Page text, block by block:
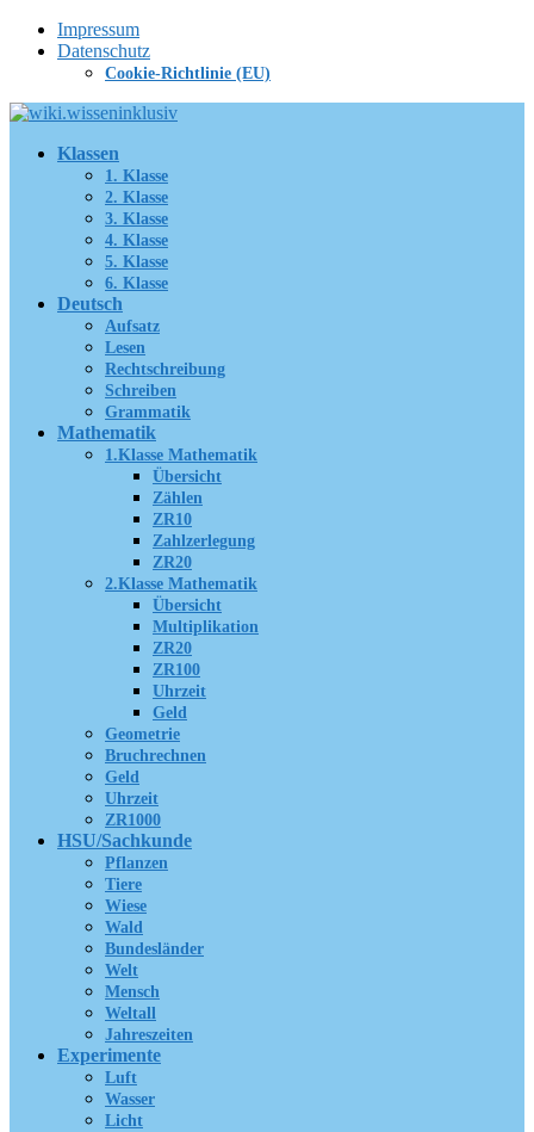
Zum
Inhalt
Impressum
Datenschutz
Cookie-Richtlinie (EU)
Klassen
1. Klasse
2. Klasse
3. Klasse
4. Klasse
5. Klasse
6. Klasse
Deutsch
Aufsatz
Lesen
Rechtschreibung
Schreiben
Grammatik
Mathematik
1.Klasse Mathematik
Übersicht
Zählen
ZR10
Zahlzerlegung
ZR20
2.Klasse Mathematik
Übersicht
Multiplikation
ZR20
ZR100
Uhrzeit
Geld
Geometrie
Bruchrechnen
Geld
Uhrzeit
ZR1000
HSU/Sachkunde
Pflanzen
Tiere
Wiese
Wald
Bundesländer
Welt
Mensch
Weltall
Jahreszeiten
Experimente
Luft
Wasser
Licht